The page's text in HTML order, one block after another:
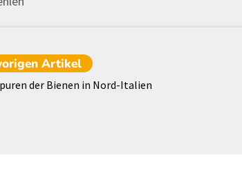
Artikel
der Bienen in Nord-Italien